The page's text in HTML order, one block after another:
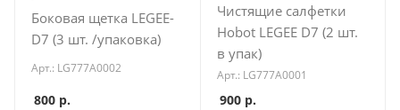
Боковая щетка LEGEE-
D7 (3 шт. /упаковка)
Арт.: LG777A0002
800 р.
Чистящие салфетки
Hobot LEGEE D7 (2 шт.
в упак)
Арт.: LG777A0001
900р.